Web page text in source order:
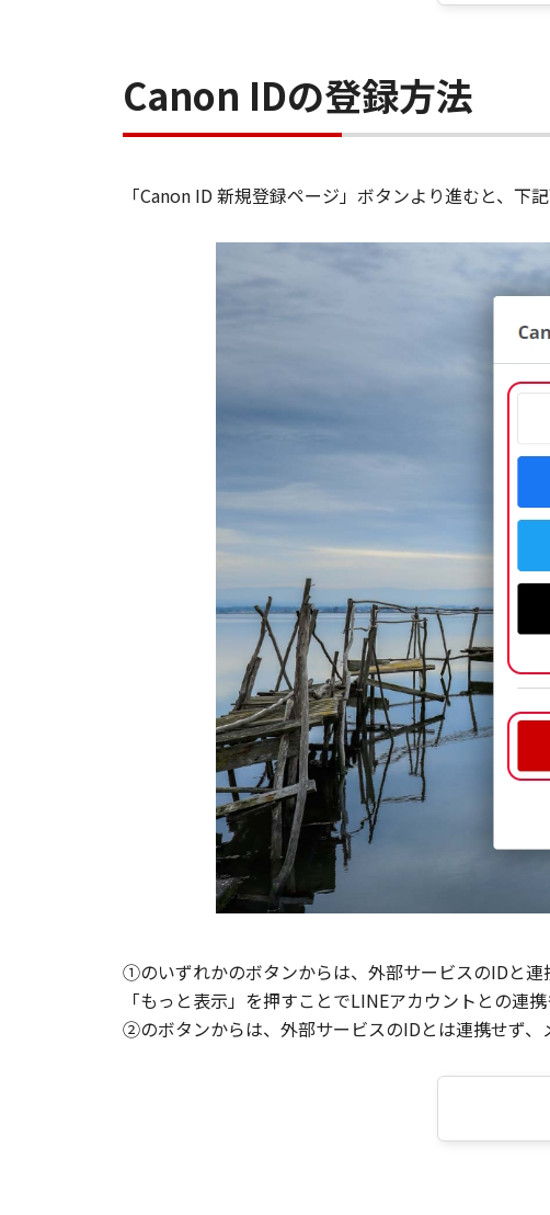
Canon IDの登録方法
「Canon ID 新規登録ページ」ボタンより進むと、下
①のいずれかのボタンからは、外部サービスのIDと連
「もっと表示」を押すことでLINEアカウントとの連携
②のボタンからは、外部サービスのIDとは連携せず、